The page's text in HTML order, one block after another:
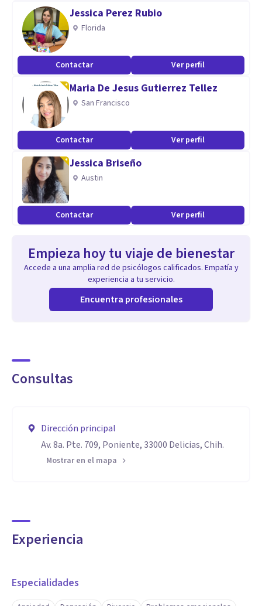
Jessica Perez Rubio
Florida
Contactar Ver perfil
Maria De Jesus Gutierrez Tellez
San Francisco
Contactar Ver perfil
Jessica Briseño
Austin
Contactar Ver perfil
Empieza hoy tu viaje de bienestar
Accede a una amplia red de psicólogos calificados. Empatía y
experiencia a tu servicio.
Encuentra profesionales
Consultas
Dirección principal
Av. 8a. Pte. 709, Poniente, 33000 Delicias, Chih.
Mostrar en el mapa
Experiencia
Especialidades